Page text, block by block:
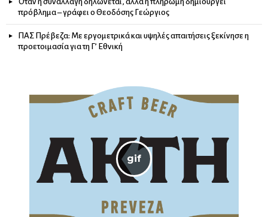
πρόβλημα – γράφει ο Θεοδόσης Γεώργιος
ΠΑΣ Πρέβεζα: Με εργομετρικά και υψηλές απαιτήσεις ξεκίνησε η
προετοιμασία για τη Γ’ Εθνική